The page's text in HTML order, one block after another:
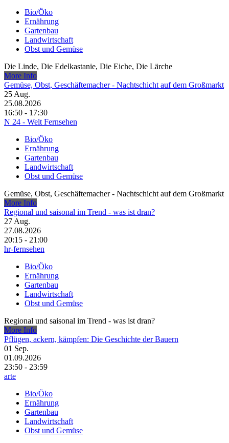
Bio/Öko
Ernährung
Gartenbau
Landwirtschaft
Obst und Gemüse
Die Linde, Die Edelkastanie, Die Eiche, Die Lärche
More Info
Gemüse, Obst, Geschäftemacher - Nachtschicht auf dem Großmarkt
25 Aug.
25.08.2026
16:50 - 17:30
N 24 - Welt Fernsehen
Bio/Öko
Ernährung
Gartenbau
Landwirtschaft
Obst und Gemüse
Gemüse, Obst, Geschäftemacher - Nachtschicht auf dem Großmarkt
More Info
Regional und saisonal im Trend - was ist dran?
27 Aug.
27.08.2026
20:15 - 21:00
hr-fernsehen
Bio/Öko
Ernährung
Gartenbau
Landwirtschaft
Obst und Gemüse
Regional und saisonal im Trend - was ist dran?
More Info
Pflügen, ackern, kämpfen: Die Geschichte der Bauern
01 Sep.
01.09.2026
23:50 - 23:59
arte
Bio/Öko
Ernährung
Gartenbau
Landwirtschaft
Obst und Gemüse